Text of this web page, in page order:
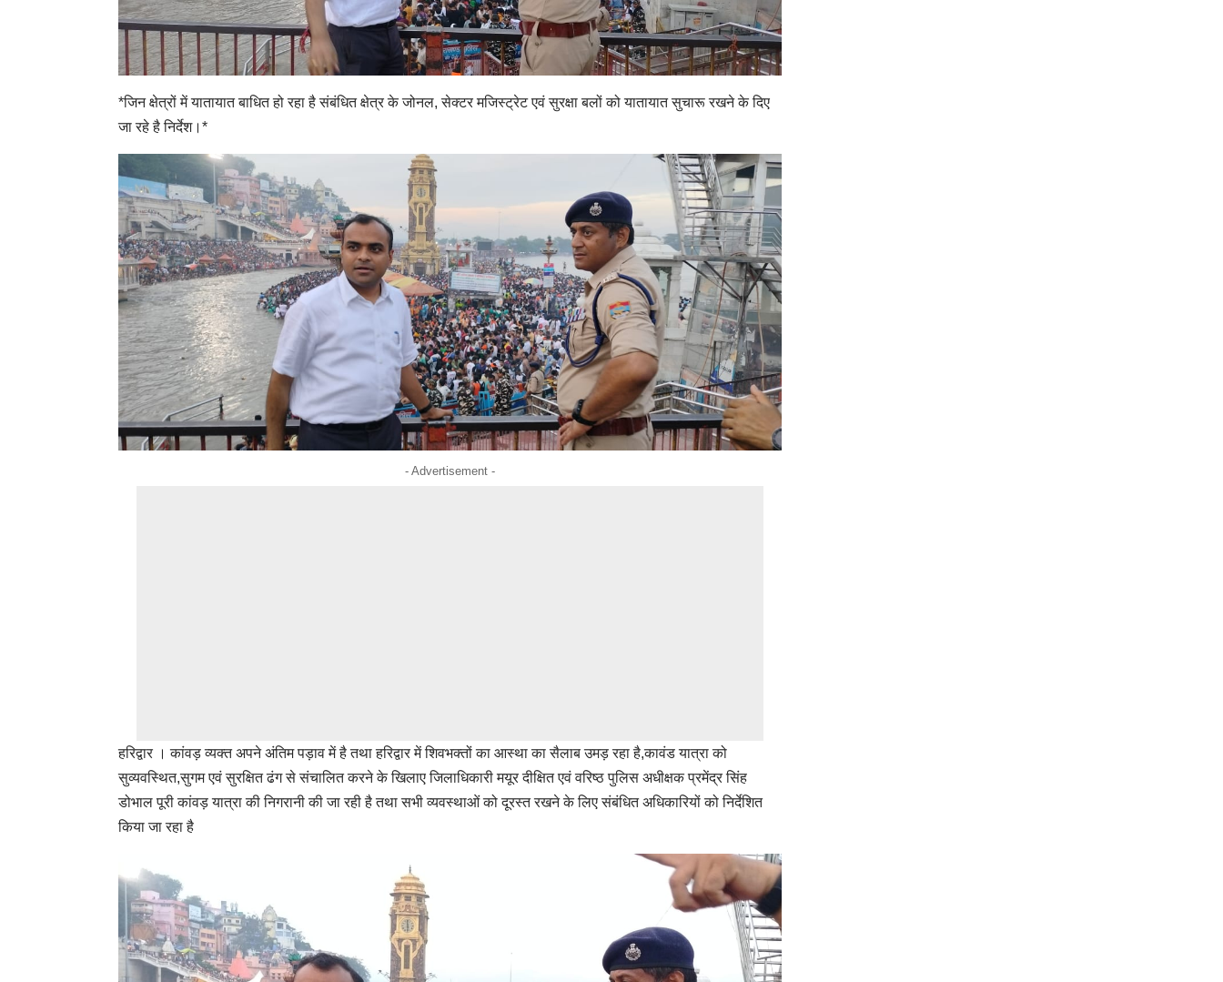
*जिन क्षेत्रों में यातायात बाधित हो रहा है संबंधित क्षेत्र के जोनल, सेक्टर मजिस्ट्रेट एवं सुरक्षा बलों को यातायात सुचारू रखने के दिए
जा रहे है निर्देश।*
- Advertisement -
हरिद्वार । कांवड़ व्यक्त अपने अंतिम पड़ाव में है तथा हरिद्वार में शिवभक्तों का आस्था का सैलाब उमड़ रहा है,कावंड यात्रा को
सुव्यवस्थित,सुगम एवं सुरक्षित ढंग से संचालित करने के खिलाए जिलाधिकारी मयूर दीक्षित एवं वरिष्ठ पुलिस अधीक्षक प्रमेंद्र सिंह
डोभाल पूरी कांवड़ यात्रा की निगरानी की जा रही है तथा सभी व्यवस्थाओं को दूरस्त रखने के लिए संबंधित अधिकारियों को निर्देशित
किया जा रहा है